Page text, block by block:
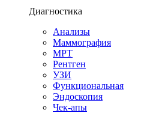
Диагностика
Анализы
Маммография
МРТ
Рентген
УЗИ
Функциональная
Эндоскопия
Чек-апы